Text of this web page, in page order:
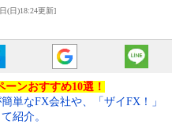
(日)18:24更新]
ーンおすすめ10選！
単なFX会社や、「ザイFX！」
紹介。